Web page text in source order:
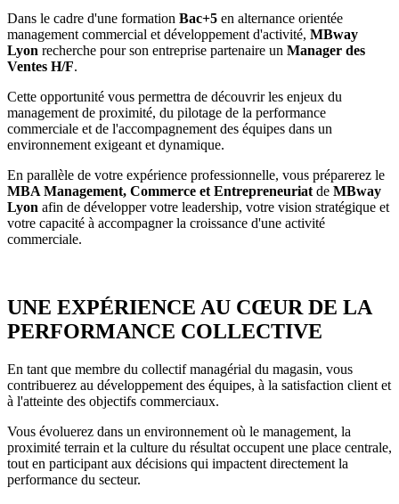
Dans le cadre d'une formation Bac+5 en alternance orientée
management commercial et développement d'activité, MBway
Lyon recherche pour son entreprise partenaire un Manager des
Ventes H/F.
Cette opportunité vous permettra de découvrir les enjeux du
management de proximité, du pilotage de la performance
commerciale et de l'accompagnement des équipes dans un
environnement exigeant et dynamique.
En parallèle de votre expérience professionnelle, vous préparerez le
MBA Management, Commerce et Entrepreneuriatde MBway
Lyon afin de développer votre leadership, votre vision stratégique et
votre capacité à accompagner la croissance d'une activité
commerciale.
UNE EXPÉRIENCE AU CŒUR DE LA
PERFORMANCE COLLECTIVE
En tant que membre du collectif managérial du magasin, vous
contribuerez au développement des équipes, à la satisfaction client et
à l'atteinte des objectifs commerciaux.
Vous évoluerez dans un environnement où le management, la
proximité terrain et la culture du résultat occupent une place centrale,
tout en participant aux décisions qui impactent directement la
performance du secteur.